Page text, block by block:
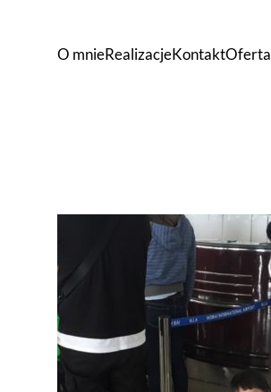
O mnieRealizacjeKontaktOferta